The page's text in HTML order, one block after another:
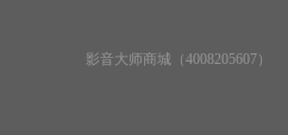
影音大师商城（4008205607）